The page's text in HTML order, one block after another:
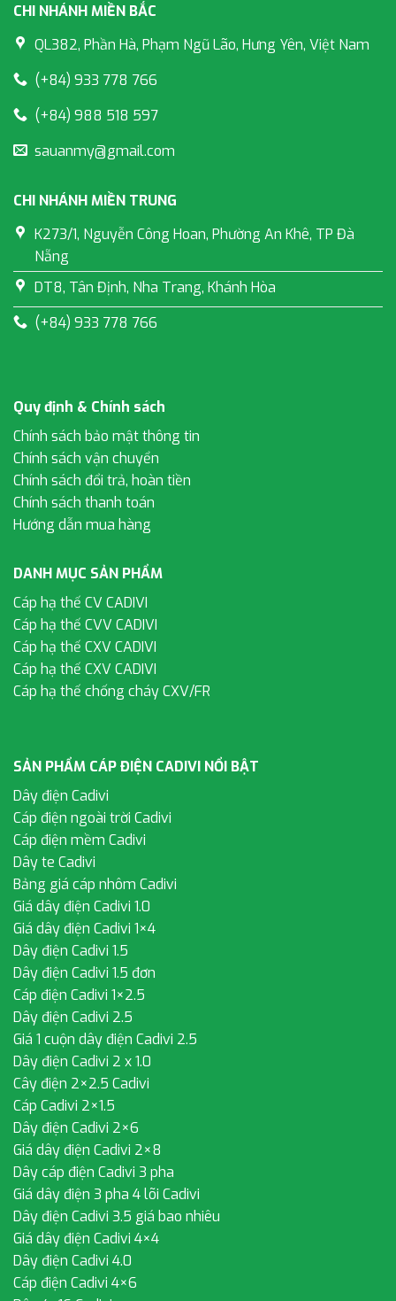
CHI NHÁNH MIỀN BẮC
QL382, Phần Hà, Phạm Ngũ Lão, Hưng Yên, Việt Nam
(+84) 933 778 766
(+84) 988 518 597
sauanmy@gmail.com
CHI NHÁNH MIỀN TRUNG
K273/1, Nguyễn Công Hoan, Phường An Khê, TP Đà
Nẵng
DT8, Tân Định, Nha Trang, Khánh Hòa
(+84) 933 778 766
Quy định & Chính sách
Chính sách bảo mật thông tin
Chính sách vận chuyển
Chính sách đổi trả, hoàn tiền
Chính sách thanh toán
Hướng dẫn mua hàng
DANH MỤC SẢN PHẨM
Cáp hạ thế CV CADIVI
Cáp hạ thế CVV CADIVI
Cáp hạ thế CXV CADIVI
Cáp hạ thế CXV CADIVI
Cáp hạ thế chống cháy CXV/FR
SẢN PHẨM CÁP ĐIỆN CADIVI NỔI BẬT
Dây điện Cadivi
Cáp điện ngoài trời Cadivi
Cáp điện mềm Cadivi
Dây te Cadivi
Bảng giá cáp nhôm Cadivi
Giá dây điện Cadivi 1.0
Giá dây điện Cadivi 1×4
Dây điện Cadivi 1.5
Dây điện Cadivi 1.5 đơn
Cáp điện Cadivi 1×2.5
Dây điện Cadivi 2.5
Giá 1 cuộn dây điện Cadivi 2.5
Dây điện Cadivi 2 x 1.0
Cây điện 2×2.5 Cadivi
Cáp Cadivi 2×1.5
Dây điện Cadivi 2×6
Giá dây điện Cadivi 2×8
Dây cáp điện Cadivi 3 pha
Giá dây điện 3 pha 4 lõi Cadivi
Dây điện Cadivi 3.5 giá bao nhiêu
Giá dây điện Cadivi 4×4
Dây điện Cadivi 4.0
Cáp điện Cadivi 4×6